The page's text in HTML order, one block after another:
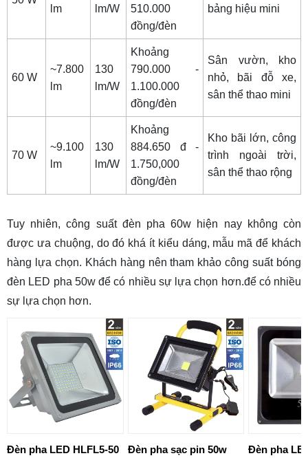
lm
lm/W
510.000
đồng/đèn
bảng hiệu mini
60 W
~7.800
lm
130
lm/W
Khoảng
790.000 -
1.100.000
đồng/đèn
Sân vườn, kho
nhỏ, bãi đỗ xe,
sân thể thao mini
70 W
~9.100
lm
130
lm/W
Khoảng
884.650 đ -
1.750,000
đồng/đèn
Kho bãi lớn, công
trình ngoài trời,
sân thể thao rộng
Tuy nhiên, công suất đèn pha 60w hiện nay không còn
được ưa chuộng, do đó khá ít kiểu dáng, mẫu mã để khách
hàng lựa chọn. Khách hàng nên tham khảo công suất bóng
đèn LED pha 50wđể có nhiều sự lựa chọn hơn.để có nhiều
sự lựa chọn hơn.
Đèn pha LED HLFL5-50
Đèn pha sạc pin 50w
Đèn pha